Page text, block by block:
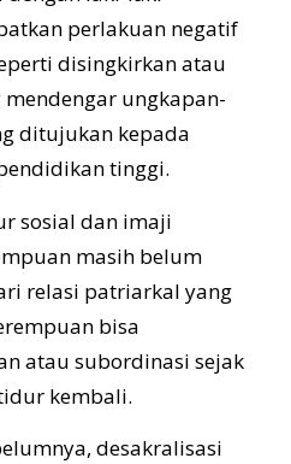
perlakuan negatif
disingkirkan atau
ungkapan-
ditujukan kepada
tinggi.
sosial dan imaji
masih belum
relasi patriarkal yang
bisa
atau subordinasi sejak
kembali.
desakralisasi